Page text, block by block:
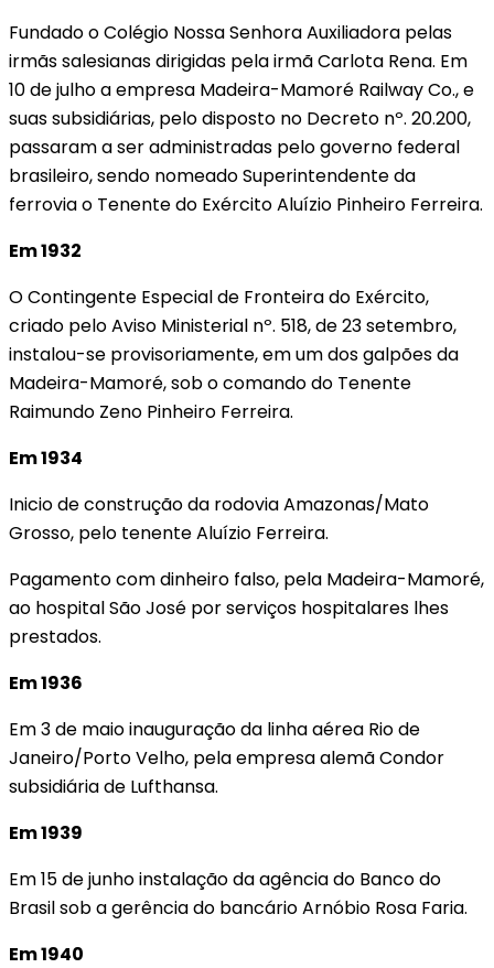
Fundado o Colégio Nossa Senhora Auxiliadora pelas
irmãs salesianas dirigidas pela irmã Carlota Rena. Em
10 de julho a empresa Madeira-Mamoré Railway Co., e
suas subsidiárias, pelo disposto no Decreto nº. 20.200,
passaram a ser administradas pelo governo federal
brasileiro, sendo nomeado Superintendente da
ferrovia o Tenente do Exército Aluízio Pinheiro Ferreira.
Em 1932
O Contingente Especial de Fronteira do Exército,
criado pelo Aviso Ministerial nº. 518, de 23 setembro,
instalou-se provisoriamente, em um dos galpões da
Madeira-Mamoré, sob o comando do Tenente
Raimundo Zeno Pinheiro Ferreira.
Em 1934
Inicio de construção da rodovia Amazonas/Mato
Grosso, pelo tenente Aluízio Ferreira.
Pagamento com dinheiro falso, pela Madeira-Mamoré,
ao hospital São José por serviços hospitalares lhes
prestados.
Em 1936
Em 3 de maio inauguração da linha aérea Rio de
Janeiro/Porto Velho, pela empresa alemã Condor
subsidiária de Lufthansa.
Em 1939
Em 15 de junho instalação da agência do Banco do
Brasil sob a gerência do bancário Arnóbio Rosa Faria.
Em 1940